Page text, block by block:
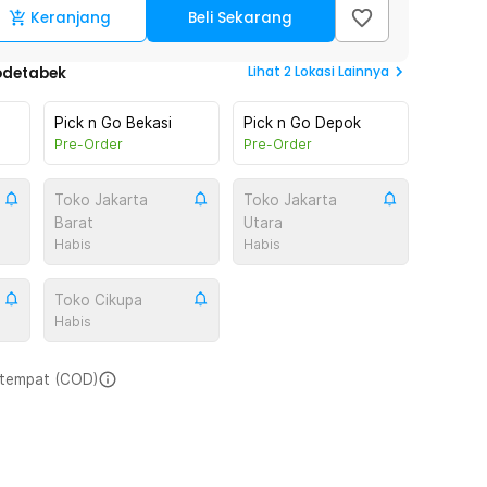
Keranjang Beli Sekarang
Lihat 2Lokasi Lainnya
Pick n Go Bekasi
Pre-Order
Pick n Go Depok
Pre-Order
Toko Jakarta
Barat
Habis
Toko Jakarta
Utara
Habis
Toko Cikupa
Habis
(COD)